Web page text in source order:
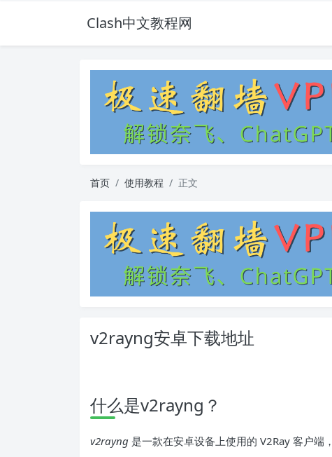
Clash中文教程网
首页 使用教程 正文
v2rayng安卓下载地址
什么是v2rayng？
v2rayng 是一款在安卓设备上使用的 V2Ray 客户